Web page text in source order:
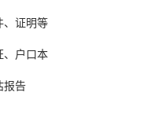
、证明等
、户口本
报告